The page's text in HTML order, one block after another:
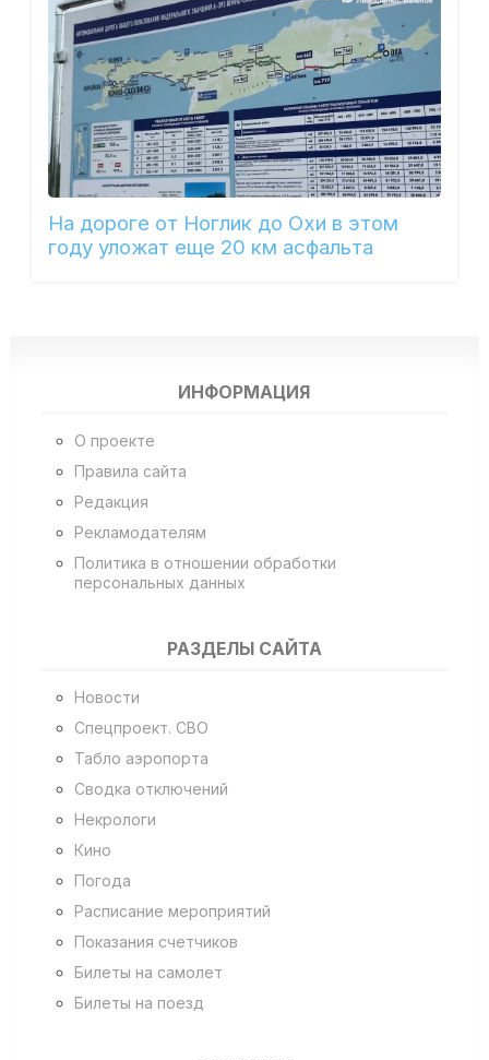
На дороге от Ноглик до Охи в этом
году уложат еще 20 км асфальта
ИНФОРМАЦИЯ
О проекте
Правила сайта
Редакция
Рекламодателям
Политика в отношении обработки
персональных данных
РАЗДЕЛЫ САЙТА
Новости
Спецпроект. СВО
Табло аэропорта
Сводка отключений
Некрологи
Кино
Погода
Расписание мероприятий
Показания счетчиков
Билеты на самолет
Билеты на поезд